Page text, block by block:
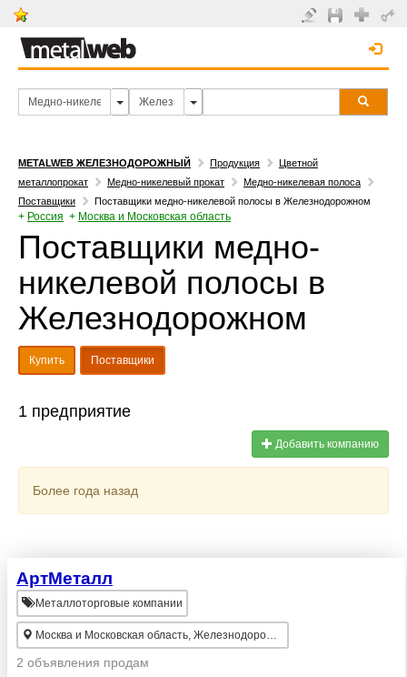
METALWEB ЖЕЛЕЗНОДОРОЖНЫЙ Продукция
Цветной
металлопрокат
Медно-никелевый прокат
Медно-никелевая полоса
Поставщики
Поставщики медно-никелевой полосы в Железнодорожном
+ Россия + Москва и Московская область
Поставщики медно-
никелевой полосы в
Железнодорожном
Купить Поставщики
1 предприятие
Добавить компанию
Более года назад
АртМеталл
Металлоторговые компании
Москва и Московская область, Железнодорожный
2 объявления продам